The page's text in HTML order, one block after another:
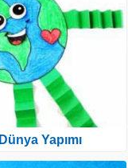
Dünya Yapımı